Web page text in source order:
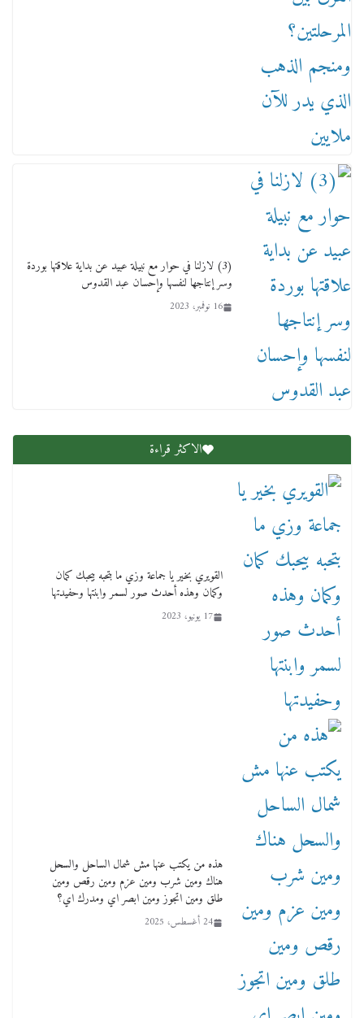
لأول فرع لمدارس لها بمصر في فينا بحضور ولي
العهد
(3) لازلنا في حوار مع نبيلة عبيد عن بداية علاقتها بوردة
وسر إنتاجها لنفسها وإحسان عبد القدوس
16 نوفمبر، 2023
الاكثر قراءة
القويري بخير يا جماعة وزي ما بتحبه بيحبك كمان
وكمان وهذه أحدث صور لسمر وابنتها وحفيدتها
17 يونيو، 2023
هذه من يكتب عنها مش شمال الساحل والسحل
هناك ومين شرب ومين عزم ومين رقص ومين
طلق ومين اتجوز ومين ابصر اي ومدرك اي؟
24 أغسطس، 2025